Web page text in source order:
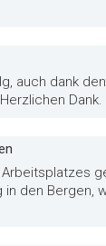
auch dank
Dank.
den